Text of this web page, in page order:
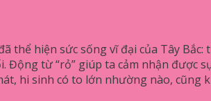
thể hiện sức sống vĩ đại của Tây
Động từ “rỏ” giúp ta cảm nhận được
hi sinh có to lớn nhường nào,